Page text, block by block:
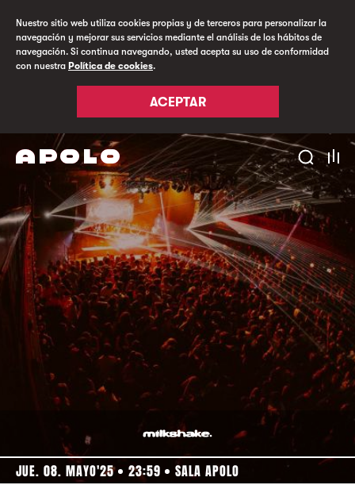
Nuestro sitio web utiliza cookies propias y de terceros para personalizar la
navegación y mejorar sus servicios mediante el análisis de los hábitos de
navegación. Si continua navegando, usted acepta su uso de conformidad
con nuestra Política de cookies.
ACEPTAR
JUE. 08. MAYO'25 23:59 SALA APOLO